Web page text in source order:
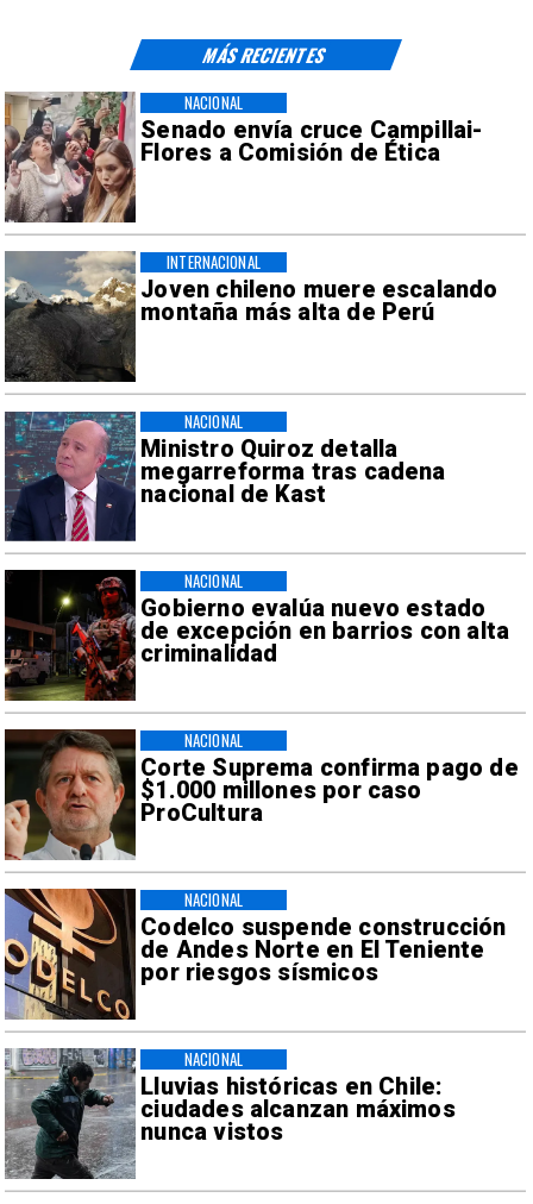
Senado envía cruce Campillai-
Flores a Comisión de Ética
NACIONAL
Joven chileno muere escalando
montaña más alta de Perú
INTERNACIONAL
Ministro Quiroz detalla
megarreforma tras cadena
nacional de Kast
NACIONAL
Gobierno evalúa nuevo estado
de excepción en barrios con alta
criminalidad
NACIONAL
Corte Suprema confirma pago de
$1.000 millones por caso
ProCultura
NACIONAL
Codelco suspende construcción
de Andes Norte en El Teniente
por riesgos sísmicos
NACIONAL
Lluvias históricas en Chile:
ciudades alcanzan máximos
nunca vistos
NACIONAL
MÁS RECIENTES